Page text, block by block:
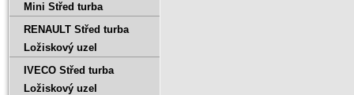
Mini Střed turba
RENAULT Střed turba
Ložiskový uzel
IVECO Střed turba
Ložiskový uzel